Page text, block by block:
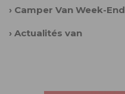
› Camper Van Week-End
› Actualités van